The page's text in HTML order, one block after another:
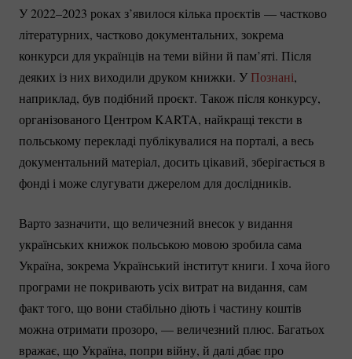
У 2022–2023 роках з’явилося кілька проєктів — частково
літературних, частково документальних, зокрема
конкурси для українців на теми війни й пам’яті. Після
деяких із них виходили друком книжки. У Познані,
наприклад, був подібний проєкт. Також після конкурсу,
організованого Центром KARTA, найкращі тексти в
польському перекладі публікувалися на порталі, а весь
документальний матеріал, досить цікавий, зберігається в
фонді і може слугувати джерелом для дослідників.
Варто зазначити, що величезний внесок у видання
українських книжок польською мовою зробила сама
Україна, зокрема Український інститут книги. І хоча його
програми не покривають усіх витрат на видання, сам
факт того, що вони стабільно діють і частину коштів
можна отримати прозоро, — величезний плюс. Багатьох
вражає, що Україна, попри війну, й далі дбає про